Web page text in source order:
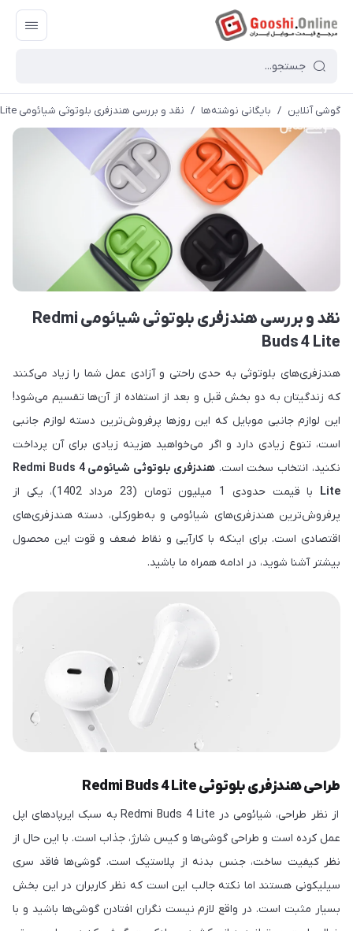
گوشی آنلاین / بایگانی نوشته‌ها / نقد و بررسی هندزفری بلوتوثی شیائومی Redmi Buds 4 Lite
نقد و بررسی هندزفری بلوتوثی شیائومی Redmi
Buds 4 Lite
هندزفری‌های بلوتوثی به حدی راحتی و آزادی عمل شما را زیاد می‌کنند
که زندگیتان به دو بخش قبل و بعد از استفاده از آن‌ها تقسیم می‌شود!
این لوازم جانبی موبایل که این روزها پرفروش‌ترین دسته لوازم جانبی
است، تنوع زیادی دارد و اگر می‌خواهید هزینه زیادی برای آن پرداخت
نکنید، انتخاب سخت است.
هندزفری بلوتوثی شیائومی Redmi Buds 4
Lite
با قیمت حدودی 1 میلیون تومان (23 مرداد 1402)، یکی از
پرفروش‌ترین هندزفری‌های شیائومی و به‌طورکلی، دسته هندزفری‌های
اقتصادی است. برای اینکه با کارآیی و نقاط ضعف و قوت این محصول
بیشتر آشنا شوید، در ادامه همراه ما باشید.
طراحی هندزفری بلوتوثی Redmi Buds 4 Lite
از نظر طراحی، شیائومی در Redmi Buds 4 Lite به سبک ایرپادهای اپل
عمل کرده است و طراحی گوشی‌ها و کیس شارژ، جذاب است. با این حال از
نظر کیفیت ساخت، جنس بدنه از پلاستیک است. گوشی‌ها فاقد سری
سیلیکونی هستند اما نکته جالب این است که نظر کاربران در این بخش
بسیار مثبت است. در واقع لازم نیست نگران افتادن گوشی‌ها باشید و با